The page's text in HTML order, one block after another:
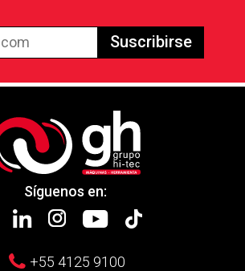
Suscribirse
Síguenos en:
+55 4125 9100